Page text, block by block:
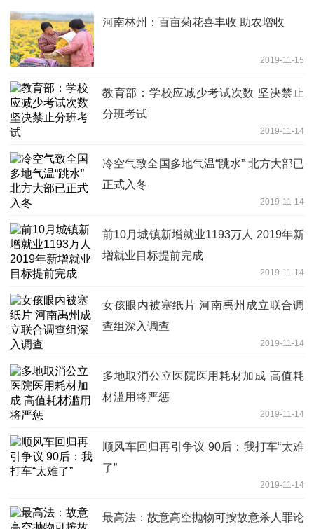
河南林州：百亩菊花喜丰收 助农增收
2019-11-15
教育部：学校应减少考试次数 坚决禁止
分班考试
2019-11-14
冷空气致全国多地气温“跳水” 北方大部已
正式入冬
2019-11-14
前10月城镇新增就业1193万人 2019年新
增就业目标提前完成
2019-11-14
女孩眼内被塞纸片 河南禹州成立联合调
查组深入调查
2019-11-14
多地取消公立医院医用耗材加成 高值耗
材滥用将严惩
2019-11-14
顺风车回归再引争议 90后：我打车“太难
了”
2019-11-14
最高法：故意高空抛物可按故意杀人罪论